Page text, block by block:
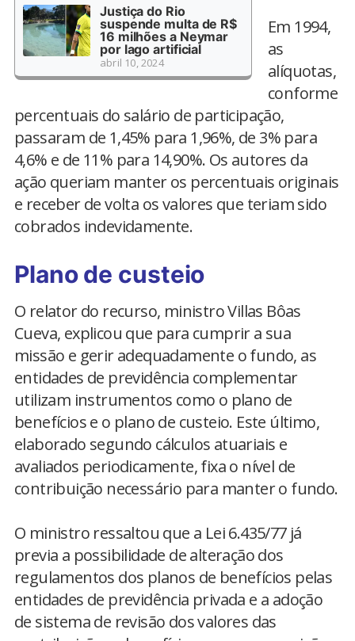
Justiça do Rio
suspende multa de R$
16 milhões a Neymar
por lago artificial
abril 10, 2024
Em 1994,
as
alíquotas,
conforme
percentuais do salário de participação,
passaram de 1,45% para 1,96%, de 3% para
4,6% e de 11% para 14,90%. Os autores da
ação queriam manter os percentuais originais
e receber de volta os valores que teriam sido
cobrados indevidamente.
Plano de custeio
O relator do recurso, ministro Villas Bôas
Cueva, explicou que para cumprir a sua
missão e gerir adequadamente o fundo, as
entidades de previdência complementar
utilizam instrumentos como o plano de
benefícios e o plano de custeio. Este último,
elaborado segundo cálculos atuariais e
avaliados periodicamente, fixa o nível de
contribuição necessário para manter o fundo.
O ministro ressaltou que a Lei 6.435/77 já
previa a possibilidade de alteração dos
regulamentos dos planos de benefícios pelas
entidades de previdência privada e a adoção
de sistema de revisão dos valores das